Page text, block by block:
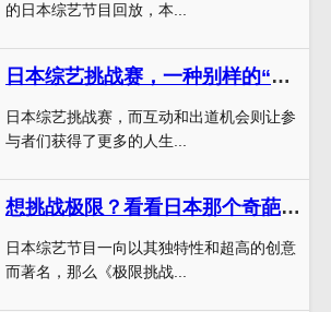
的日本综艺节目回放，本...
日本综艺挑战赛，一种别样的“互动”体验
日本综艺挑战赛，而互动和出道机会则让参
与者们获得了更多的人生...
想挑战极限？看看日本那个奇葩综艺节目叫什么再做决定吧
日本综艺节目一向以其独特性和超高的创意
而著名，那么《极限挑战...